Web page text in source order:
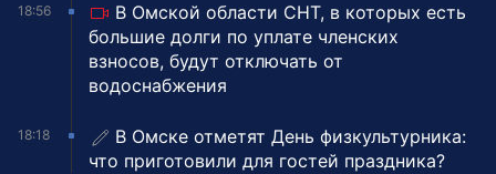
18:56
В Омской области СНТ, в которых есть
большие долги по уплате членских
взносов, будут отключать от
водоснабжения
18:18
В Омске отметят День физкультурника:
что приготовили для гостей праздника?